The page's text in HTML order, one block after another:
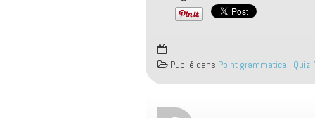
Publié dans Point grammatical, Quiz,